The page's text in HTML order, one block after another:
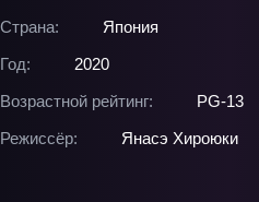
Страна:
Япония
Год:
2020
Возрастной рейтинг:
PG-13
Режиссёр:
Янасэ Хироюки